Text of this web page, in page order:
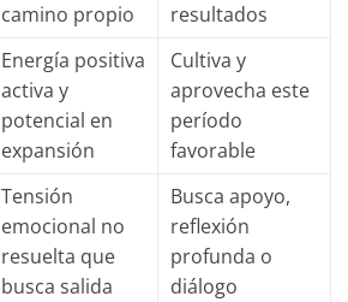
camino propio
resultados
Energía positiva
activa y
potencial en
expansión
Cultiva y
aprovecha este
período
favorable
Tensión
emocional no
resuelta que
busca salida
Busca apoyo,
reflexión
profunda o
diálogo